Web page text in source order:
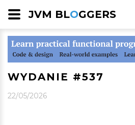
JVM BLOGGERS
WYDANIE #537
22/05/2026